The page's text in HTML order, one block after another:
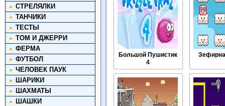
СТРЕЛЯЛКИ
ТАНЧИКИ
ТЕСТЫ
ТОМ И ДЖЕРРИ
ФЕРМА
ФУТБОЛ
ЧЕЛОВЕК ПАУК
ШАРИКИ
ШАХМАТЫ
ШАШКИ
Большой Пушистик
4